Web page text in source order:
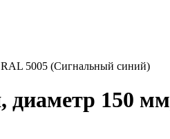
5005 (Сигнальный синий)
диаметр 150